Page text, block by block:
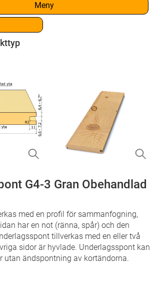
Meny
G4-3 Gran Obehandlad
med en profil för sammanfogning,
har en not (ränna, spår) och den
tillverkas med en eller två
sidor är hyvlade. Underlagsspont kan
utan ändspontning av kortändorna.